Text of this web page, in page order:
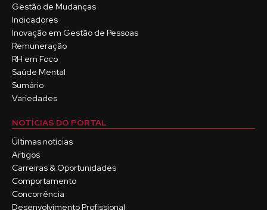
Gestão de Mudanças
Indicadores
Inovação em Gestão de Pessoas
Remuneração
RH em Foco
Saúde Mental
Sumário
Variedades
NOTÍCIAS DO PORTAL
Últimas notícias
Artigos
Carreiras & Oportunidades
Comportamento
Concorrência
Desenvolvimento Profissional